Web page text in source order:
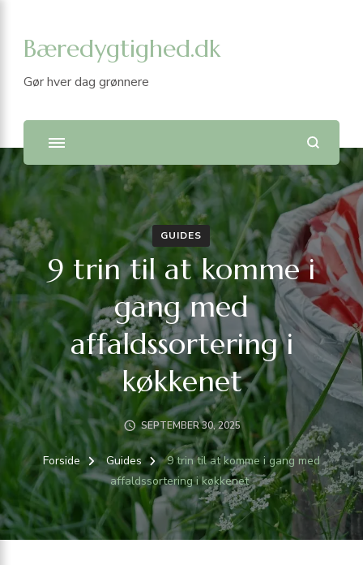
Bæredygtighed.dk
Gør hver dag grønnere
GUIDES
9 trin til at komme i
gang med
affaldssortering i
køkkenet
SEPTEMBER 30, 2025
Forside Guides
9 trin til at komme i gang med
affaldssortering i køkkenet